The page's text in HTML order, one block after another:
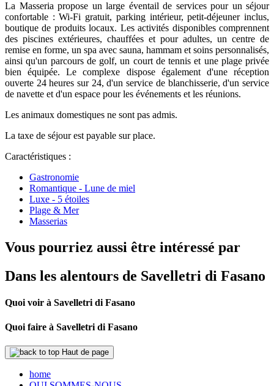
La Masseria propose un large éventail de services pour un séjour
confortable : Wi-Fi gratuit, parking intérieur, petit-déjeuner inclus,
boutique de produits locaux. Les activités disponibles comprennent
des piscines extérieures, chauffées et pour adultes, un centre de
remise en forme, un spa avec sauna, hammam et soins personnalisés,
ainsi qu'un parcours de golf, un court de tennis et une plage privée
bien équipée. Le complexe dispose également d'une réception
ouverte 24 heures sur 24, d'un service de blanchisserie, d'un service
de navette et d'un espace pour les événements et les réunions.
Les animaux domestiques ne sont pas admis.
La taxe de séjour est payable sur place.
Caractéristiques :
Gastronomie
Romantique - Lune de miel
Luxe - 5 étoiles
Plage & Mer
Masserias
Vous pourriez aussi être intéressé par
Dans les alentours de Savelletri di Fasano
Quoi voir à Savelletri di Fasano
Quoi faire à Savelletri di Fasano
Haut de page
home